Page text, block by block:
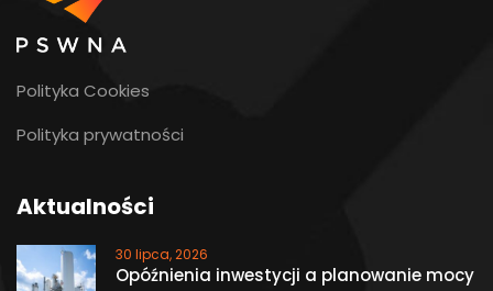
Polityka Cookies
Polityka prywatności
Aktualności
30 lipca, 2026
Opóźnienia inwestycji a planowanie mocy